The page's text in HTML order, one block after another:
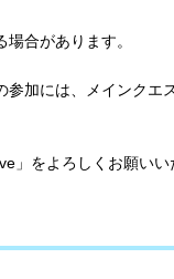
合があります。
加には、メインク
」をよろしくお願いい